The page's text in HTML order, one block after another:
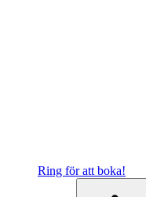
Ring för att boka!